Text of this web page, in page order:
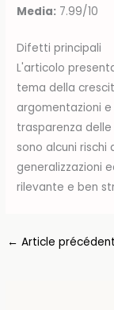
Media: 7.99/10
Difetti principali
L'articolo
tema della
argomentazioni
trasparenza
sono alcuni
generalizzazioni
rilevante e ben
← Article précédent